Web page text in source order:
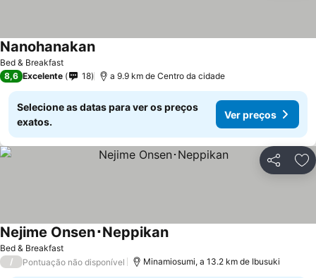
Bed & Breakfast
NanohanakanVer preços
8,6 Excelente 18 a 9.9 km de Centro da cidade
Selecione as datas para ver os preços
exatos.
Ver preços
Partilhar
Bed & Breakfast
Nejime Onsen･NeppikanVer preços
/ Pontuação não disponível Minamiosumi, a 13.2 km de Ibusuki